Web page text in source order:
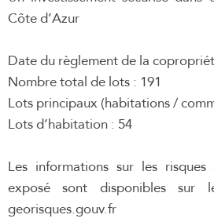
Côte d’Azur
Date du règlement de la
Nombre total de lots : 191
Lots principaux (habitations /
Lots d’habitation : 54
Les informations sur les
exposé sont disponibles sur
georisques.gouv.fr